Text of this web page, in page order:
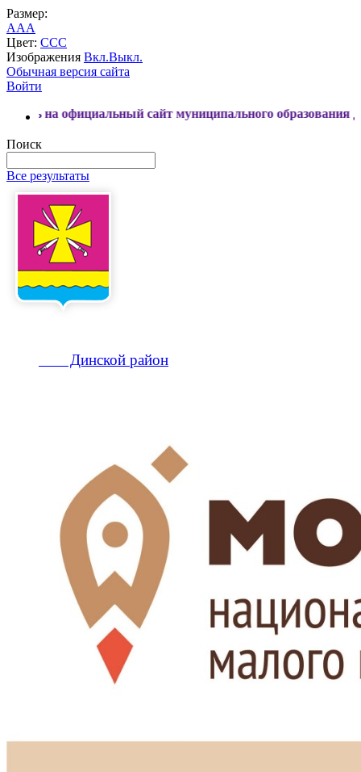
Размер:
AAA
Цвет: CCC
Изображения Вкл.Выкл.
Обычная версия сайта
Войти
сайт муниципального образования Динской
Поиск
Все результаты
Динской район